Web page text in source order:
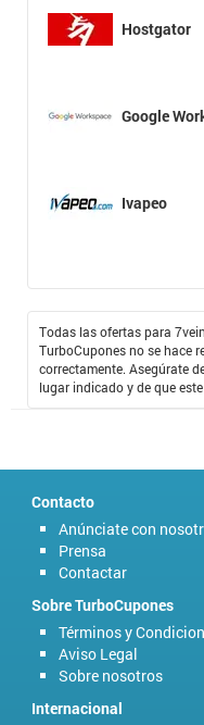
Hostgator
Google
Ivapeo
Todas las ofertas para
TurboCupones no se hace
correctamente. Asegúrate
lugar indicado y de que
Contacto
Anúnciate con
Prensa
Contactar
Sobre TurboCupones
Términos y
Aviso Legal
Sobre nosotros
Internacional